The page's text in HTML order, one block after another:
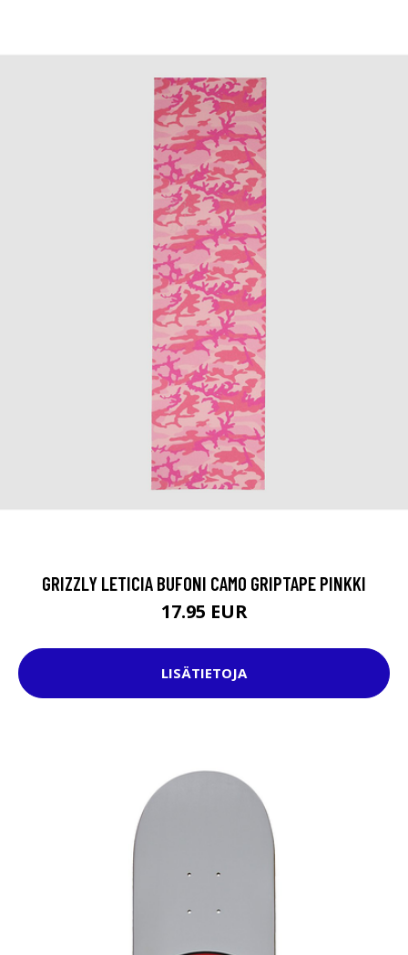
GRIZZLY LETICIA BUFONI CAMO GRIPTAPE PINKKI
17.95 EUR
LISÄTIETOJA